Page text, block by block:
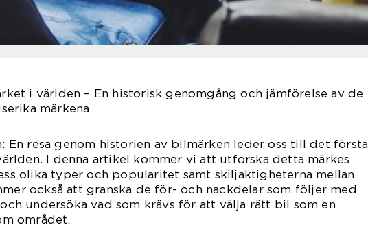
i världen – En historisk genomgång och jämförelse av de
märkena
En resa genom historien av bilmärken leder oss till det första
I denna artikel kommer vi att utforska detta märkes
olika typer och popularitet samt skiljaktigheterna mellan
också att granska de för- och nackdelar som följer med
undersöka vad som krävs för att välja rätt bil som en
området.